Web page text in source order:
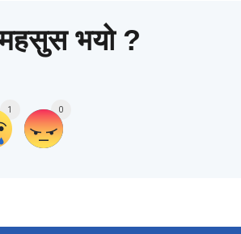
भयो ?
1 0